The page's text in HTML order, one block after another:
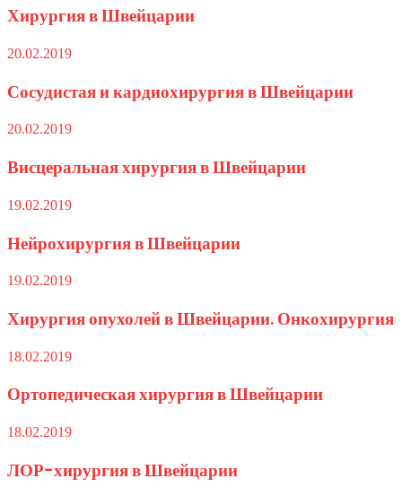
Хирургия в Швейцарии
20.02.2019
Сосудистая и кардиохирургия в Швейцарии
20.02.2019
Висцеральная хирургия в Швейцарии
19.02.2019
Нейрохирургия в Швейцарии
19.02.2019
Хирургия опухолей в Швейцарии. Онкохирургия
18.02.2019
Ортопедическая хирургия в Швейцарии
18.02.2019
ЛОР-хирургия в Швейцарии